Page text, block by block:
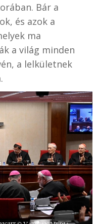
Bár a
és azok a
ma
a világ minden
a lelkületnek